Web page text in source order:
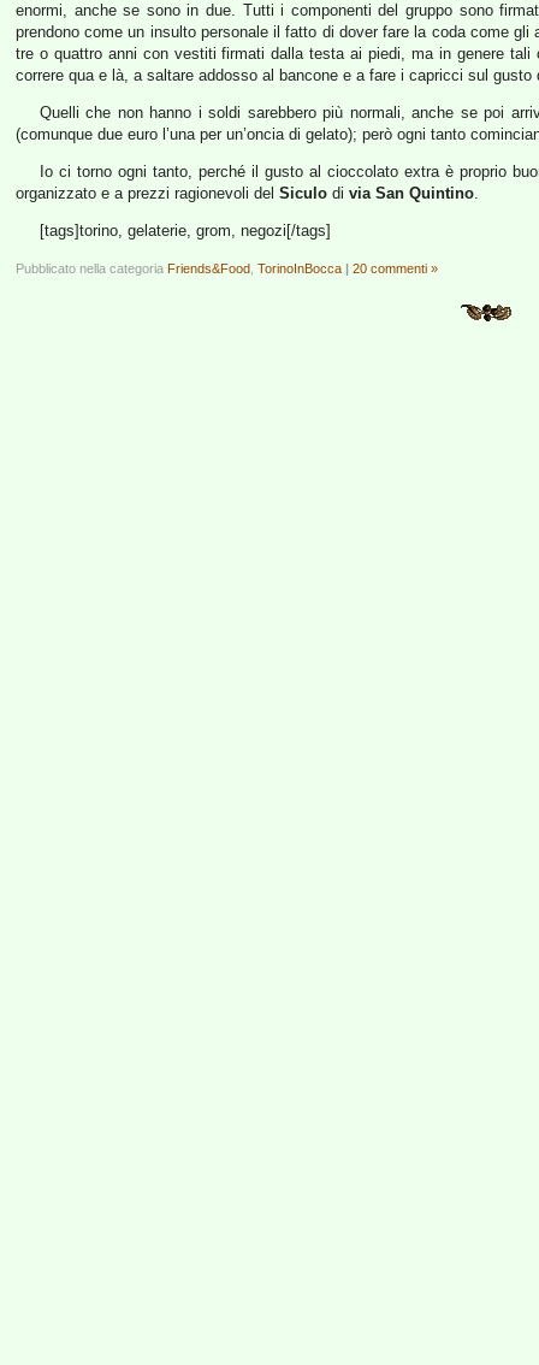
enormi, anche se sono in due. Tutti i componenti del gruppo sono
prendono come un insulto personale il fatto di dover fare la coda come
tre o quattro anni con vestiti firmati dalla testa ai piedi, ma in genere
correre qua e là, a saltare addosso al bancone e a fare i capricci sul gusto
Quelli che non hanno i soldi sarebbero più normali, anche se poi
(comunque due euro l’una per un’oncia di gelato); però ogni tanto
Io ci torno ogni tanto, perché il gusto al cioccolato extra è proprio
organizzato e a prezzi ragionevoli del Siculo di via San Quintino.
[tags]torino, gelaterie, grom, negozi[/tags]
Pubblicato nella categoria Friends&Food TorinoInBocca | 20 commenti »